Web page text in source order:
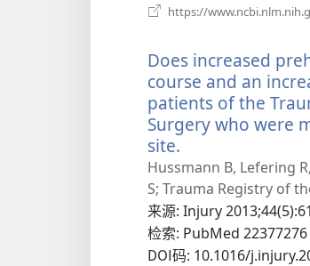
https://
Does increased
course and an
patients of the
Surgery who were
site.
开
新
窗
口）
Hussmann B, Lefering
S; Trauma Registry of
来源‎: Injury
检索‎: PubMed 22377276
DOI码‎: 10.1016/